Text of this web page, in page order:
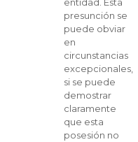
presunción se
puede obviar
en
circunstancias
excepcionales,
si se puede
demostrar
claramente
que esta
posesión no